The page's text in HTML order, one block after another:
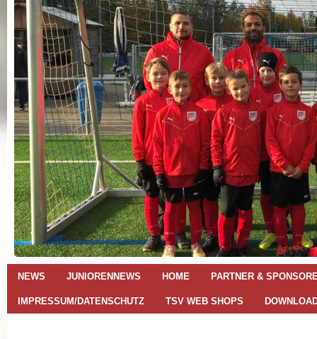
NEWS JUNIORENNEWS HOME PARTNER &
IMPRESSUM/DATENSCHUTZ TSV WEB SHOPS